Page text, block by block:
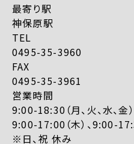
最寄り駅
神保原駅
TEL
0495-35-3960
FAX
0495-35-3961
営業時間
9:00-18:30（月、火、水、金）
9:00-17:00（木）、9:00-
※日、祝 休み